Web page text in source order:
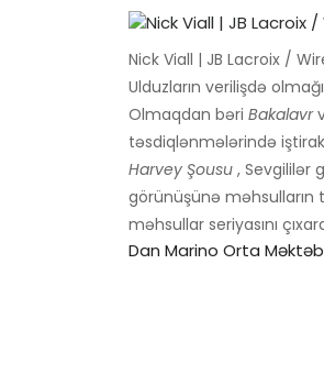
Nick Viall | JB Lacroix /
Ulduzların verilişdə
Olmaqdan bəri Bakalavr
təsdiqlənmələrində
Harvey Şousu , Sevgililər
görünüşünə məhsulların
məhsullar seriyasını
Dan Marino Orta